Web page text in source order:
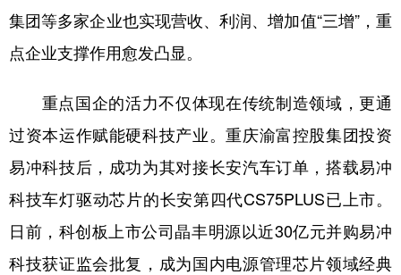
集团等多家企业也实现营收、利润、增加值“三增”，重
点企业支撑作用愈发凸显。
重点国企的活力不仅体现在传统制造领域，更通
过资本运作赋能硬科技产业。重庆渝富控股集团投资
易冲科技后，成功为其对接长安汽车订单，搭载易冲
科技车灯驱动芯片的长安第四代CS75PLUS已上市。
日前，科创板上市公司晶丰明源以近30亿元并购易冲
科技获证监会批复，成为国内电源管理芯片领域经典